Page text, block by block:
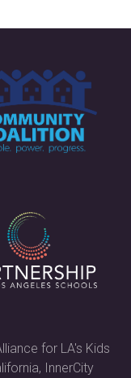
for LA's Kids
InnerCity